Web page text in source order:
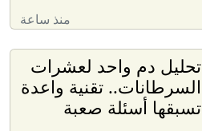
منذ ساعة
تحليل دم واحد لعشرات
السرطانات.. تقنية واعدة
تسبقها أسئلة صعبة